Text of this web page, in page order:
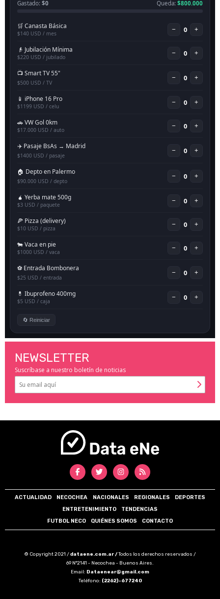
NEWSLETTER
Suscríbase a nuestro boletín de noticias
ACTUALIDAD NECOCHEA NACIONALES REGIONALES
DEPORTES
ENTRETENIMIENTO
TENDENCIAS
FUTBOL NECO
QUIÉNES SOMOS CONTACTO
© Copyright 2021 /dataene.com.ar /Todos los derechos reservados /
69 N°2141 - Necochea - Buenos Aires.
Email: Dataenear@gmail.com
Teléfono: (2262)-677240